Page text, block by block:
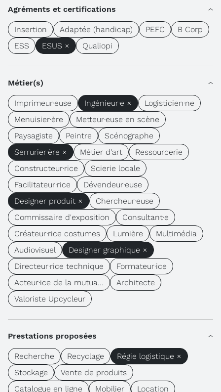
Agréments et certifications
Insertion Adaptée (handicap) PEFC
B Corp
ESS
ESUS × Qualiopi
Métier(s)
Imprimeur·euse Ingénieur·e ×
Logisticien·ne
Menuisier·ère
Metteur·euse en scène
Paysagiste
Peintre
Scénographe
Serrurier·ère ×
Métier d'art
Ressourcerie
Constructeur·rice
Scierie locale
Facilitateur·rice
Dévendeur·euse
Designer produit ×
Chercheur·euse
Commissaire d'exposition
Consultant·e
Créateur·rice costumes
Lumière
Multimédia
Audiovisuel
Designer graphique ×
Directeur·rice technique
Formateur·ice
Acteur·ice de la mutua...
Architecte
Valoriste Upcycleur
Prestations proposées
Recherche Recyclage
Régie logistique ×
Stockage
Vente de produits
Catalogue en ligne
Mobilier Location